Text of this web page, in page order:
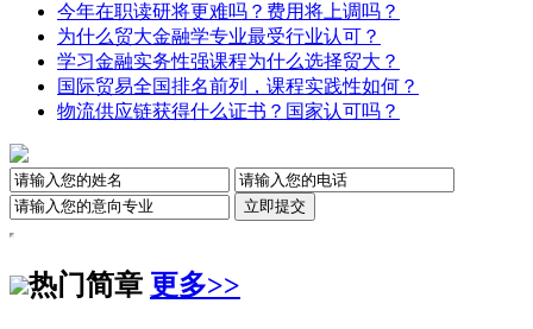
今年在职读研将更难吗？费用将上调吗？
为什么贸大金融学专业最受行业认可？
学习金融实务性强课程为什么选择贸大？
国际贸易全国排名前列，课程实践性如何？
物流供应链获得什么证书？国家认可吗？
热门简章 更多>>